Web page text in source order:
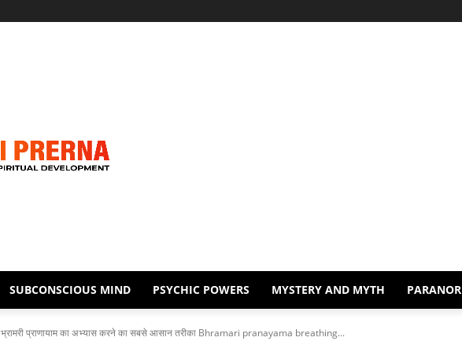
SUBCONSCIOUS MIND PSYCHIC POWERS MYSTERY AND MYTH
भ्रामरी प्राणायाम का अभ्यास करने का सबसे आसान तरीका Bhramari pranayama breathing...